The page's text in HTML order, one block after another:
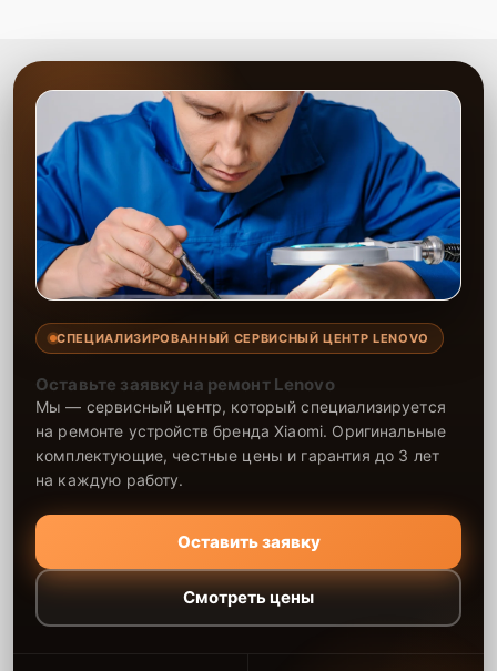
СПЕЦИАЛИЗИРОВАННЫЙ СЕРВИСНЫЙ ЦЕНТР LENOVO
Оставьте заявку на ремонт Lenovo
Мы — сервисный центр, который специализируется
на ремонте устройств бренда Xiaomi. Оригинальные
комплектующие, честные цены и гарантия до 3 лет
на каждую работу.
Оставить заявку
Смотреть цены